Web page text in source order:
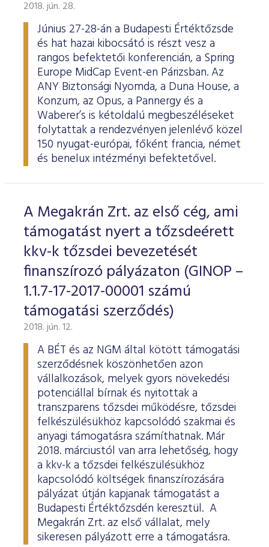
ESG Útmutató
2018. jún. 28.
Június 27-28-án a Budapesti Értéktőzsde
és hat hazai kibocsátó is részt vesz a
rangos befektetői konferencián, a Spring
Europe MidCap Event-en Párizsban. Az
ANY Biztonsági Nyomda, a Duna House, a
Konzum, az Opus, a Pannergy és a
Waberer’s is kétoldalú megbeszéléseket
folytattak a rendezvényen jelenlévő közel
150 nyugat-európai, főként francia, német
és benelux intézményi befektetővel.
A Megakrán Zrt. az első cég, ami
támogatást nyert a tőzsdeérett
kkv-k tőzsdei bevezetését
finanszírozó pályázaton (GINOP –
1.1.7-17-2017-00001 számú
támogatási szerződés)
2018. jún. 12.
A BÉT és az NGM által kötött támogatási
szerződésnek köszönhetően azon
vállalkozások, melyek gyors növekedési
potenciállal bírnak és nyitottak a
transzparens tőzsdei működésre, tőzsdei
felkészülésükhöz kapcsolódó szakmai és
anyagi támogatásra számíthatnak. Már
2018. márciustól van arra lehetőség, hogy
a kkv-k a tőzsdei felkészülésükhöz
kapcsolódó költségek finanszírozására
pályázat útján kapjanak támogatást a
Budapesti Értéktőzsdén keresztül. A
Megakrán Zrt. az első vállalat, mely
sikeresen pályázott erre a támogatásra.